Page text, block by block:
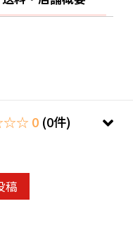
0 (0件)
稿